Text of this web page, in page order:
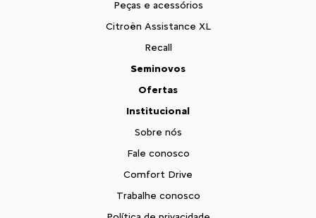
Peças e acessórios
Citroën Assistance XL
Recall
Seminovos
Ofertas
Institucional
Sobre nós
Fale conosco
Comfort Drive
Trabalhe conosco